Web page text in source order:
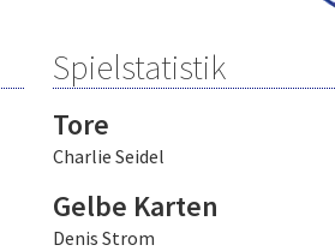
Spielstatistik
Tore
Charlie Seidel
Gelbe Karten
Denis Strom